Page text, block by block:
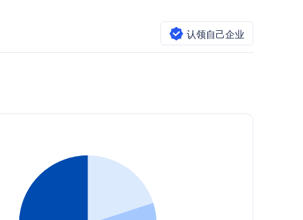
认领自己企业